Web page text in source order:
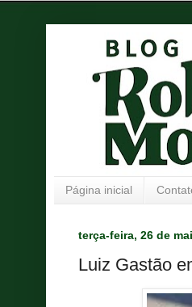
Página inicial
terça-feira, 26 de
Luiz Gastão